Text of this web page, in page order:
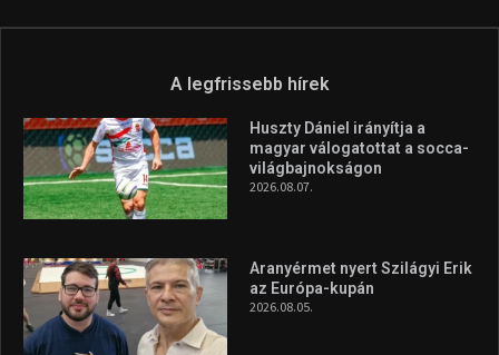
A legfrissebb hírek
Huszty Dániel irányítja a
magyar válogatottat a socca-
világbajnokságon
2026.08.07.
Aranyérmet nyert Szilágyi Erik
az Európa-kupán
2026.08.05.